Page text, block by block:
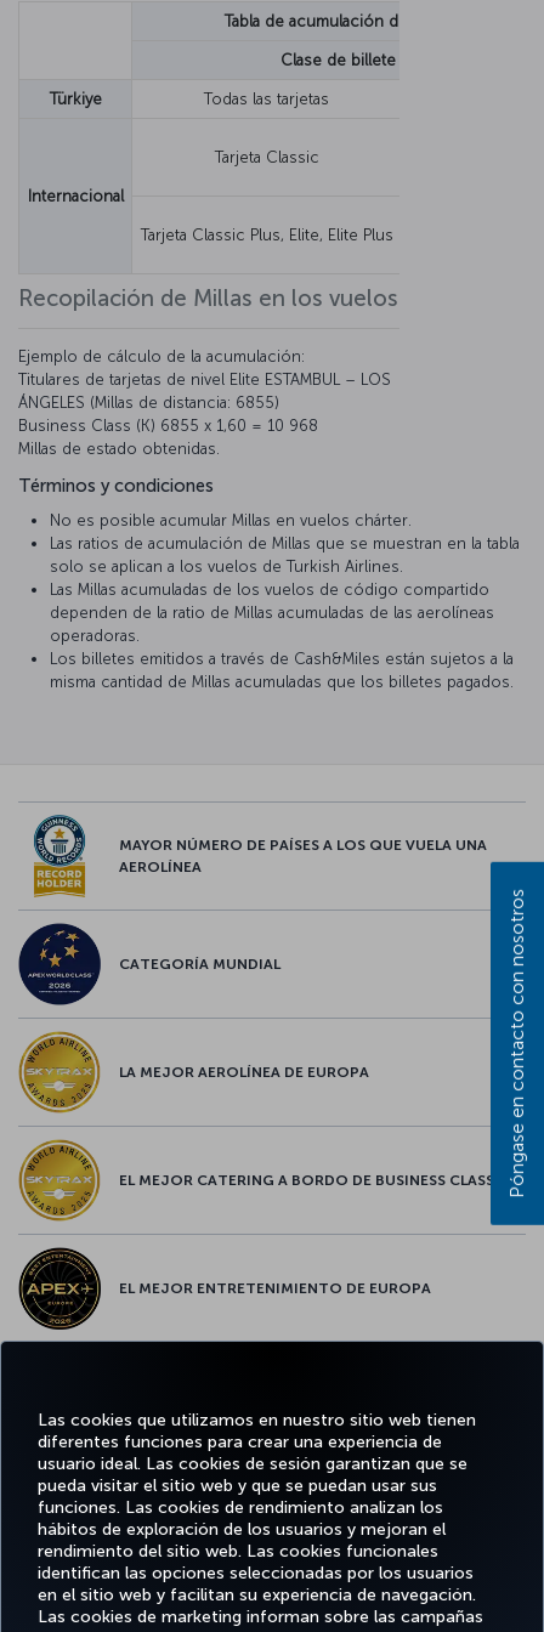
Las cookies que utilizamos en nuestro sitio web tienen
diferentes funciones para crear una experiencia de
usuario ideal. Las cookies de sesión garantizan que se
pueda visitar el sitio web y que se puedan usar sus
funciones. Las cookies de rendimiento analizan los
hábitos de exploración de los usuarios y mejoran el
rendimiento del sitio web. Las cookies funcionales
identifican las opciones seleccionadas por los usuarios
en el sitio web y facilitan su experiencia de navegación.
Las cookies de marketing informan sobre las campañas
Recopilación de Millas en los vuelos de Turkish
Tabla de acumulación de Millas
Clase de billete
Türkiye Todas las tarjetas
Internacional
Tarjeta Classic
Tarjeta Classic Plus, Elite, Elite Plus
Ejemplo de cálculo de la acumulación:
Titulares de tarjetas de nivel Elite ESTAMBUL – LOS
ÁNGELES (Millas de distancia: 6855)
Business Class (K) 6855 x 1,60 = 10 968
Millas de estado obtenidas.
Términos y condiciones
No es posible acumular Millas en vuelos chárter.
Las ratios de acumulación de Millas que se muestran en la tabla
solo se aplican a los vuelos de Turkish Airlines.
Las Millas acumuladas de los vuelos de código compartido
dependen de la ratio de Millas acumuladas de las aerolíneas
operadoras.
Los billetes emitidos a través de Cash&Miles están sujetos a la
misma cantidad de Millas acumuladas que los billetes pagados.
MAYOR NÚMERO DE PAÍSES A LOS QUE VUELA UNA
AEROLÍNEA
CATEGORÍA MUNDIAL
LA MEJOR AEROLÍNEA DE EUROPA
EL MEJOR CATERING A BORDO DE BUSINESS CLASS
EL MEJOR ENTRETENIMIENTO DE EUROPA
Facebook
TwitterInstagram
YouTubeLinkedIn
TikTokBlog Pinterest
RESERVE Y
GESTIONE
DISFRUTE
DE
Y
DESTINOS
AYUDA MILES&SMILES
Póngase en contacto con nosotros